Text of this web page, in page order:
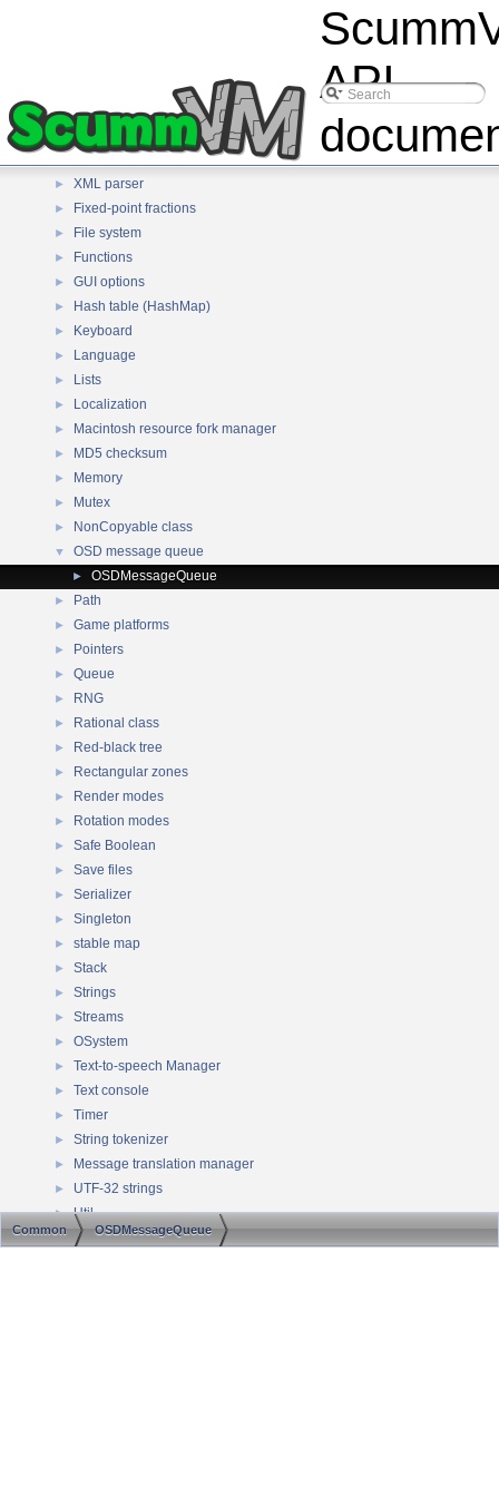
API
Interchange File Format (IFF)
► INI files
► Quicktime file parser
► XML parser
► Fixed-point fractions
► File system
► Functions
► GUI options
► Hash table (HashMap)
► Keyboard
► Language
► Lists
► Localization
► Macintosh resource fork manager
► MD5 checksum
► Memory
► Mutex
► NonCopyable class
▼ OSD message queue
► OSDMessageQueue
► Path
► Game platforms
► Pointers
► Queue
► RNG
► Rational class
► Red-black tree
► Rectangular zones
► Render modes
► Rotation modes
► Safe Boolean
► Save files
► Serializer
► Singleton
► stable map
► Stack
► Strings
► Streams
► OSystem
► Text-to-speech Manager
► Text console
► Timer
► String tokenizer
► Message translation manager
► UTF-32 strings
► Util
► Achievements
Common OSDMessageQueue